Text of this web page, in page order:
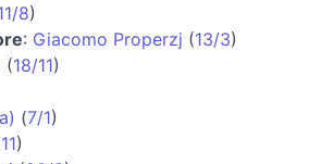
8)
: Giacomo Properzj (13/3)
(18/11)
(7/1)
)